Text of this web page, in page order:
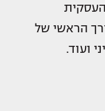
הראשי של
ועוד.